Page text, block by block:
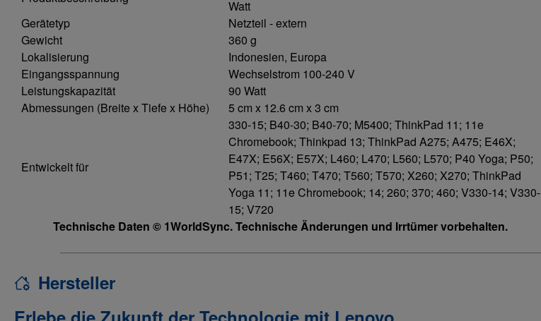
Watt
Gerätetyp
Netzteil - extern
Gewicht
360 g
Lokalisierung
Indonesien, Europa
Eingangsspannung
Wechselstrom 100-240 V
Leistungskapazität
90 Watt
Abmessungen (Breite x Tiefe x Höhe)
5 cm x 12.6 cm x 3 cm
Entwickelt für
330-15; B40-30; B40-70; M5400; ThinkPad 11; 11e
Chromebook; Thinkpad 13; ThinkPad A275; A475; E46X;
E47X; E56X; E57X; L460; L470; L560; L570; P40 Yoga; P50;
P51; T25; T460; T470; T560; T570; X260; X270; ThinkPad
Yoga 11; 11e Chromebook; 14; 260; 370; 460; V330-14; V330-
15; V720
Technische Daten © 1WorldSync. Technische Änderungen und Irrtümer vorbehalten.
Hersteller